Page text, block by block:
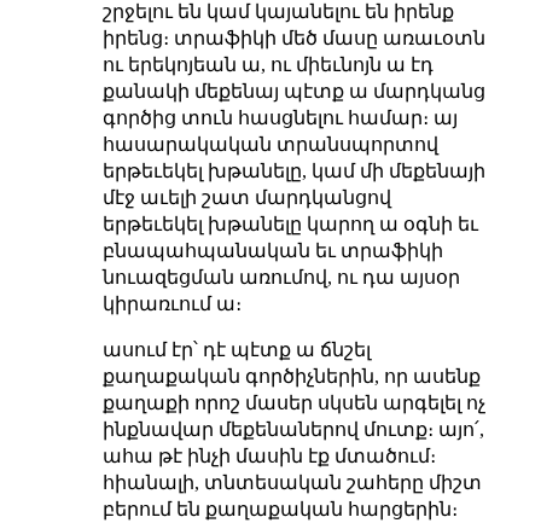
շրջելու են կամ կայանելու են իրենք
իրենց։ տրաֆիկի մեծ մասը առաւօտն
ու երեկոյեան ա, ու միեւնոյն ա էդ
քանակի մեքենայ պէտք ա մարդկանց
գործից տուն հասցնելու համար։ այ
հասարակական տրանսպորտով
երթեւեկել խթանելը, կամ մի մեքենայի
մէջ աւելի շատ մարդկանցով
երթեւեկել խթանելը կարող ա օգնի եւ
բնապահպանական եւ տրաֆիկի
նուազեցման առումով, ու դա այսօր
կիրառւում ա։
ասում էր՝ դէ պէտք ա ճնշել
քաղաքական գործիչներին, որ ասենք
քաղաքի որոշ մասեր սկսեն արգելել ոչ
ինքնավար մեքենաներով մուտք։ այո՛,
ահա թէ ինչի մասին էք մտածում։
հիանալի, տնտեսական շահերը միշտ
բերում են քաղաքական հարցերին։